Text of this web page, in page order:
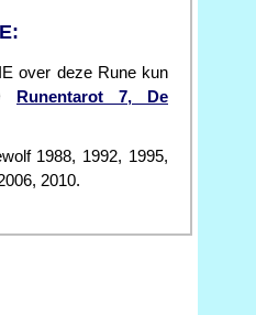
over deze Rune kun
Runentarot 7, De
1988, 1992, 1995,
2010.